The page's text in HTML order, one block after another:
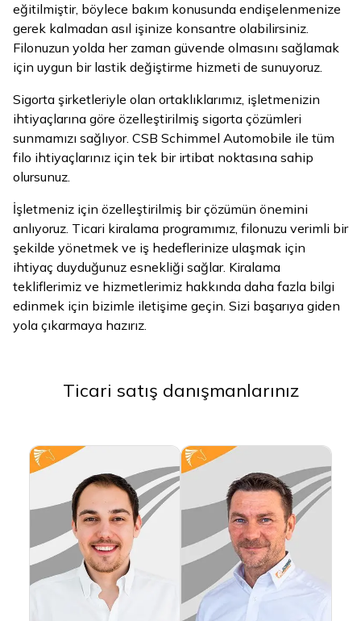
eğitilmiştir, böylece bakım konusunda endişelenmenize
gerek kalmadan asıl işinize konsantre olabilirsiniz.
Filonuzun yolda her zaman güvende olmasını sağlamak
için uygun bir lastik değiştirme hizmeti de sunuyoruz.
Sigorta şirketleriyle olan ortaklıklarımız, işletmenizin
ihtiyaçlarına göre özelleştirilmiş sigorta çözümleri
sunmamızı sağlıyor. CSB Schimmel Automobile ile tüm
filo ihtiyaçlarınız için tek bir irtibat noktasına sahip
olursunuz.
İşletmeniz için özelleştirilmiş bir çözümün önemini
anlıyoruz. Ticari kiralama programımız, filonuzu verimli bir
şekilde yönetmek ve iş hedeflerinize ulaşmak için
ihtiyaç duyduğunuz esnekliği sağlar. Kiralama
tekliflerimiz ve hizmetlerimiz hakkında daha fazla bilgi
edinmek için bizimle iletişime geçin. Sizi başarıya giden
yola çıkarmaya hazırız.
Ticari satış danışmanlarınız